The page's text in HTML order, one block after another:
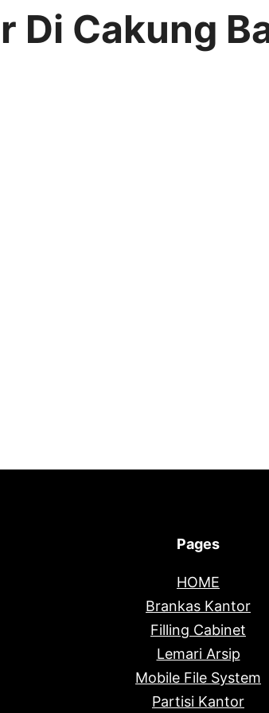
Di Cakung
Pages
HOME
Brankas Kantor
Filling Cabinet
Lemari Arsip
Mobile File System
Partisi Kantor